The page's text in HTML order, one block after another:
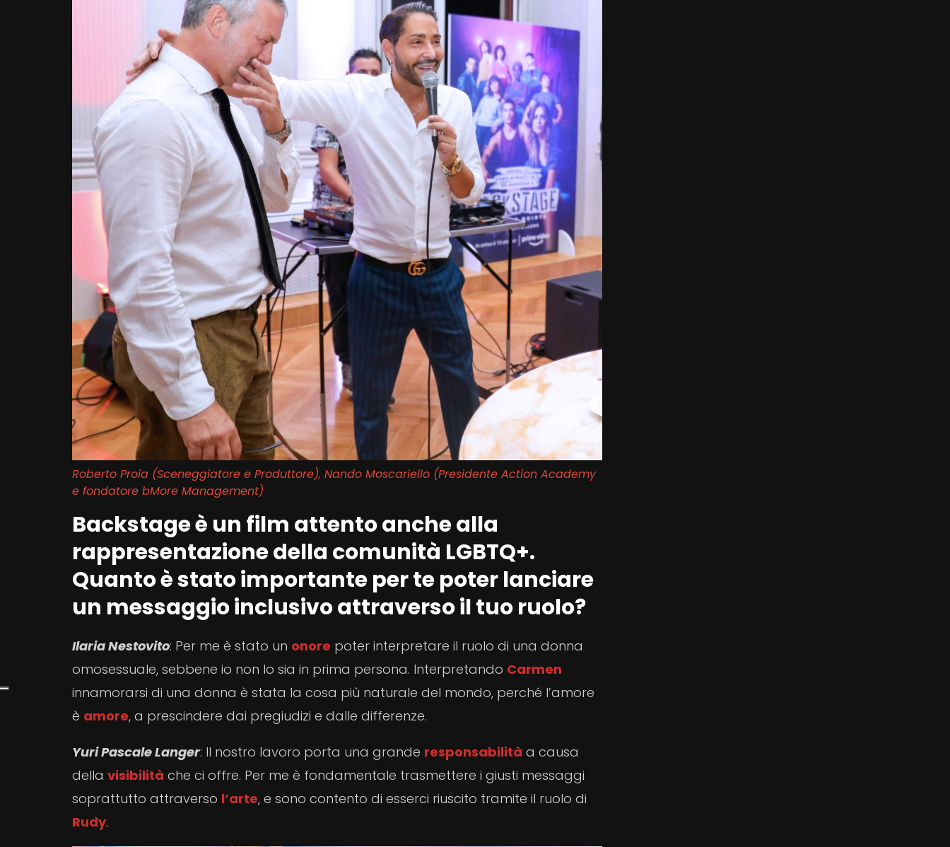
Roberto Proia (Sceneggiatore e Produttore), Nando Moscariello (Presidente Action Academy
e fondatore bMore Management)
Backstage è un film attento anche alla
rappresentazione della comunità LGBTQ+.
Quanto è stato importante per te poter lanciare
un messaggio inclusivo attraverso il tuo ruolo?
Ilaria Nestovito: Per me è stato un onore poter interpretare il ruolo di una donna
omosessuale, sebbene io non lo sia in prima persona. Interpretando Carmen
innamorarsi di una donna è stata la cosa più naturale del mondo, perché l’amore
è amore, a prescindere dai pregiudizi e dalle differenze.
Yuri Pascale Langer: Il nostro lavoro porta una grande responsabilità a causa
della visibilità che ci offre. Per me è fondamentale trasmettere i giusti messaggi
soprattutto attraverso l’arte, e sono contento di esserci riuscito tramite il ruolo di
Rudy.